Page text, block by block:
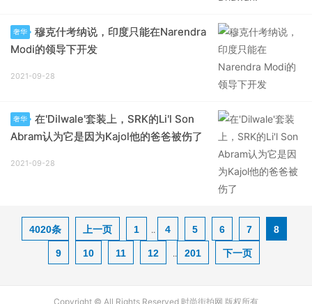
奢华
穆克什考纳说，印度只能在Narendra
Modi的领导下开发
2021-09-28
奢华
在'Dilwale'套装上，SRK的Li'l Son
Abram认为它是因为Kajol他的爸爸被伤了
2021-09-28
4020条 上一页 1 .. 4 5 6 7 8
9 10 11 12 .. 201 下一页
Copyright © All Rights Reserved 时尚街拍网 版权所有